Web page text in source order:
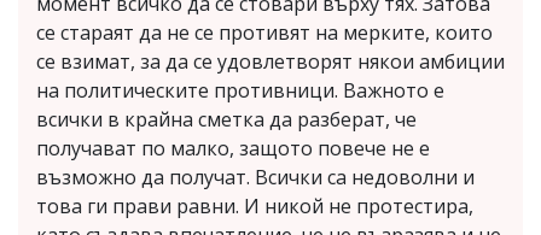
се стараят да не се противят на мерките, които
се взимат, за да се удовлетворят някои амбиции
на политическите противници. Важното е
всички в крайна сметка да разберат, че
получават по малко, защото повече не е
възможно да получат. Всички са недоволни и
това ги прави равни. И никой не протестира,